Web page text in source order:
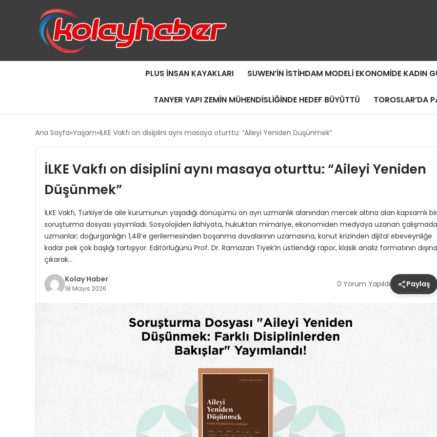
PLUS İNSAN KAYAKLARI SUWEN’IN İSTIHDAM MODELI EKONOMIDE KADIN
TANYER YAPI ZEMIN MÜHENDISLIĞINDE HEDEF BÜYÜTTÜ TOROSLAR’DA
Ana Sayfa Yaşam İLKE Vakfı on disiplini aynı masaya oturttu: “Aileyi Yeniden Düşünmek”
İLKE Vakfı on disiplini aynı masaya oturttu: “Aileyi Yeniden
Düşünmek”
İLKE Vakfı, Türkiye’de aile kurumunun yaşadığı dönüşümü on ayrı uzmanlık alanından mercek altına alan kapsamlı bir
soruşturma dosyası yayımladı. Sosyolojiden ilahiyata, hukuktan mimariye, ekonomiden medyaya uzanan çalışmada
uzmanlar; doğurganlığın 1,48’e gerilemesinden boşanma davalarının uzamasına, konut krizinden dijital ebeveynliğe
kadar pek çok başlığı tartışıyor. Editörlüğünü Prof. Dr. Ramazan Tiyek’in üstlendiği rapor, klasik analiz formatının dışına
çıkarak…
Kolay Haber
18 Mayıs 2026 0 Yorum Yapıldı Paylaş